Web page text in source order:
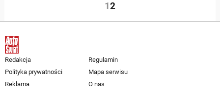
12
Redakcja
Regulamin
Polityka prywatności
Mapa serwisu
Reklama
O nas